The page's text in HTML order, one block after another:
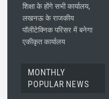
शिक्षा के होंगे सभी कार्यालय,
लखनऊ के राजकीय
पॉलीटेक्निक परिसर में बनेगा
एकीकृत कार्यालय
MONTHLY
POPULAR NEWS